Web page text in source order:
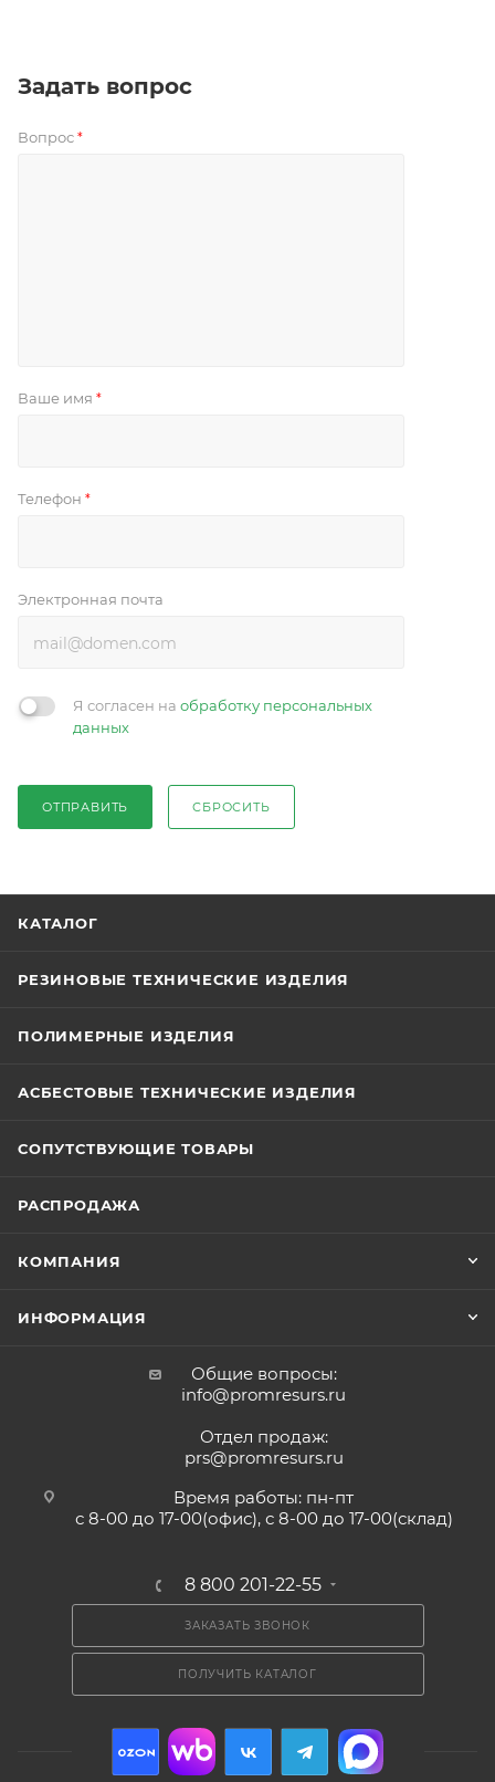
Задать вопрос
Вопрос *
Ваше имя *
Телефон *
Электронная почта
Я согласен на обработку персональных
данных
ОТПРАВИТЬ СБРОСИТЬ
КАТАЛОГ
РЕЗИНОВЫЕ ТЕХНИЧЕСКИЕ ИЗДЕЛИЯ
ПОЛИМЕРНЫЕ ИЗДЕЛИЯ
АСБЕСТОВЫЕ ТЕХНИЧЕСКИЕ ИЗДЕЛИЯ
СОПУТСТВУЮЩИЕ ТОВАРЫ
РАСПРОДАЖА
КОМПАНИЯ
ИНФОРМАЦИЯ
Общие вопросы:
info@promresurs.ru
Отдел продаж:
prs@promresurs.ru
Время работы: пн-пт
с 8-00 до 17-00(офис), с 8-00 до 17-00(склад)
8 800 201-22-55
ЗАКАЗАТЬ ЗВОНОК
ПОЛУЧИТЬ КАТАЛОГ